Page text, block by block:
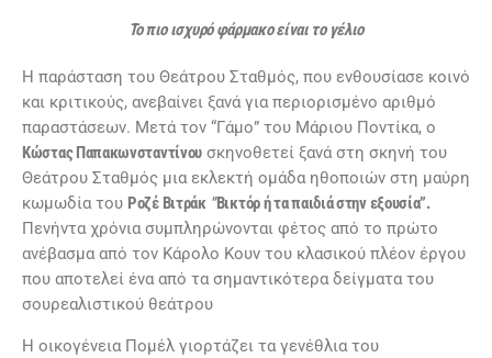
Το πιο ισχυρό φάρμακο είναι το γέλιο
Η παράσταση του Θεάτρου Σταθμός, που ενθουσίασε κοινό
και κριτικούς, ανεβαίνει ξανά για περιορισμένο αριθμό
παραστάσεων. Μετά τον “Γάμο” του Μάριου Ποντίκα, ο
Κώστας Παπακωνσταντίνου σκηνοθετεί ξανά στη σκηνή του
Θεάτρου Σταθμός μια εκλεκτή ομάδα ηθοποιών στη μαύρη
κωμωδία του Ροζέ Βιτράκ”Βικτόρ ή τα παιδιά στην εξουσία”.
Πενήντα χρόνια συμπληρώνονται φέτος από το πρώτο
ανέβασμα από τον Κάρολο Κουν του κλασικού πλέον έργου
που αποτελεί ένα από τα σημαντικότερα δείγματα του
σουρεαλιστικού θεάτρου
Η οικογένεια Πομέλ γιορτάζει τα γενέθλια του